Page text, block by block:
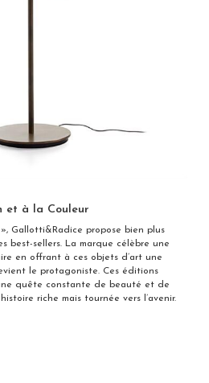
et à la Couleur
Gallotti&Radice propose bien plus
best-sellers. La marque célèbre une
en offrant à ces objets d’art une
le protagoniste. Ces éditions
quête constante de beauté et de
riche mais tournée vers l’avenir.